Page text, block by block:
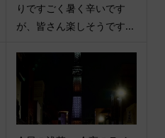
りですごく暑く辛いです
が、皆さん楽しそうです...